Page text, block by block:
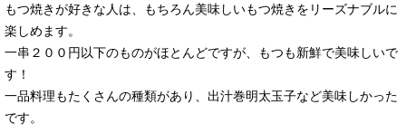
もつ焼きが好きな人は、もちろん美味しいもつ焼きをリーズナブルに
楽しめます。
一串２００円以下のものがほとんどですが、もつも新鮮で美味しいで
す！
一品料理もたくさんの種類があり、出汁巻明太玉子など美味しかった
です。